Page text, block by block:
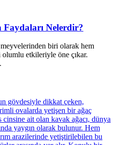
Faydaları Nelerdir?
meyvelerinden biri olarak hem
etkileriyle öne çıkar.